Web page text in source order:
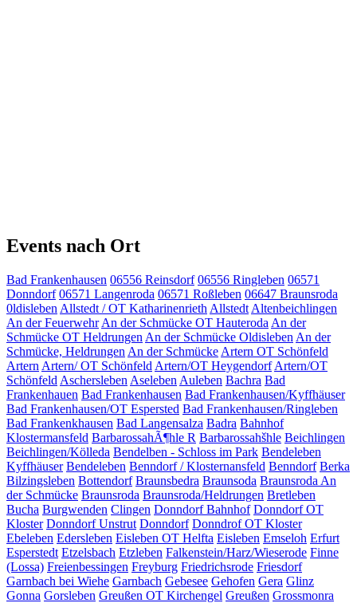
Events nach Ort
Bad Frankenhausen 06556 Reinsdorf 06556 Ringleben 06571
Donndorf 06571 Langenroda 06571 Roßleben 06647 Braunsroda
0ldisleben Allstedt / OT Katharinenrieth Allstedt Altenbeichlingen
An der Feuerwehr An der Schmücke OT Hauteroda An der
Schmücke OT Heldrungen An der Schmücke Oldisleben An der
Schmücke, Heldrungen An der Schmücke Artern OT Schönfeld
Artern Artern/ OT Schönfeld Artern/OT Heygendorf Artern/OT
Schönfeld Aschersleben Aseleben Auleben Bachra Bad
Frankenhauen Bad Frankenhausen Bad Frankenhausen/Kyffhäuser
Bad Frankenhausen/OT Espersted Bad Frankenhausen/Ringleben
Bad Frankenkhausen Bad Langensalza Badra Bahnhof
Klostermansfeld BarbarossahÃ¶hle R Barbarossahšhle Beichlingen
Beichlingen/Kölleda Bendelben - Schloss im Park Bendeleben
Kyffhäuser Bendeleben Benndorf / Klosternansfeld Benndorf Berka
Bilzingsleben Bottendorf Braunsbedra Braunsoda Braunsroda An
der Schmücke Braunsroda Braunsroda/Heldrungen Bretleben
Bucha Burgwenden Clingen Donndorf Bahnhof Donndorf OT
Kloster Donndorf Unstrut Donndorf Donndrof OT Kloster
Ebeleben Edersleben Eisleben OT Helfta Eisleben Emseloh Erfurt
Esperstedt Etzelsbach Etzleben Falkenstein/Harz/Wieserode Finne
(Lossa) Freienbessingen Freyburg Friedrichsrode Friesdorf
Garnbach bei Wiehe Garnbach Gebesee Gehofen Gera Glinz
Gonna Gorsleben Greußen OT Kirchengel Greußen Grossmonra